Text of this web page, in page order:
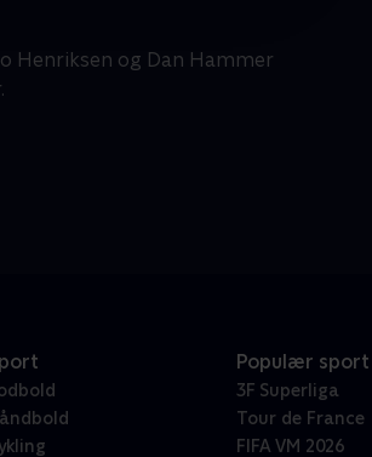
Henriksen og Dan Hammer
Populær sport
3F Superliga
Tour de France
FIFA VM 2026